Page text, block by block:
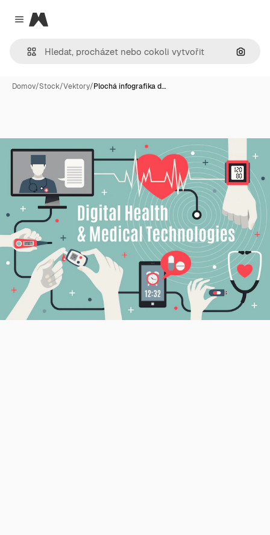
Close menu
Magnific
Hledat
Domov/Stock/Vektory/Plochá infografika d…